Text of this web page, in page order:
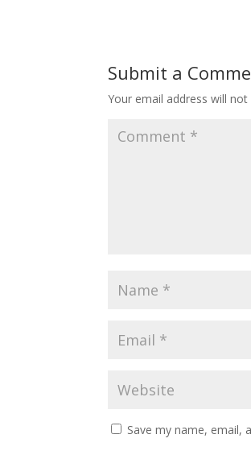
Submit a
Your email address will not
Save my name, email,